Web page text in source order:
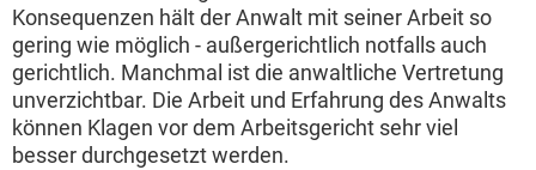
Konsequenzen hält der Anwalt mit seiner Arbeit so
gering wie möglich - außergerichtlich notfalls auch
gerichtlich. Manchmal ist die anwaltliche Vertretung
unverzichtbar. Die Arbeit und Erfahrung des Anwalts
können Klagen vor dem Arbeitsgericht sehr viel
besser durchgesetzt werden.